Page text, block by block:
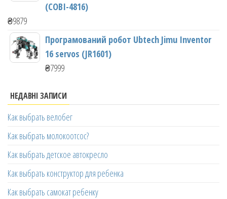
(COBI-4816)
₴9879
Програмований робот Ubtech Jimu Inventor
16 servos (JR1601)
₴7999
НЕДАВНІ ЗАПИСИ
Как выбрать велобег
Как выбрать молокоотсос?
Как выбрать детское автокресло
Как выбрать конструктор для ребенка
Как выбрать самокат ребенку